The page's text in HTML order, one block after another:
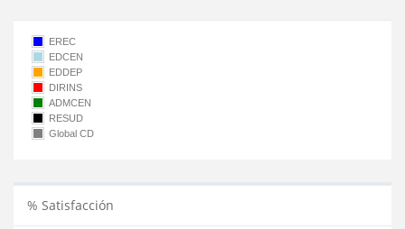
EREC
EDCEN
EDDEP
DIRINS
ADMCEN
RESUD
Global CD
% Satisfacción